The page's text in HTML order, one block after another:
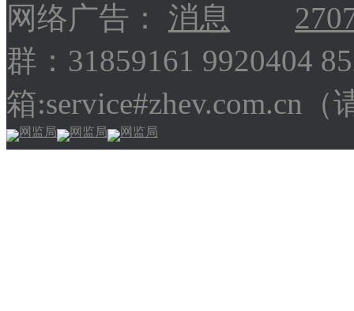
网络广告：
群：31859161 9920404
箱:service#zhev.com.cn